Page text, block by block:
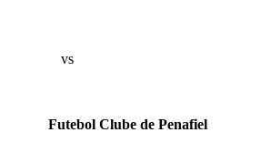
vs
Futebol Clube de Penafiel